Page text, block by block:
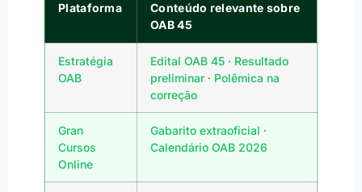
Plataforma
Conteúdo relevante sobre
OAB 45
Estratégia
OAB
Edital OAB 45 · Resultado
preliminar · Polêmica na
correção
Gran
Cursos
Online
Gabarito extraoficial ·
Calendário OAB 2026